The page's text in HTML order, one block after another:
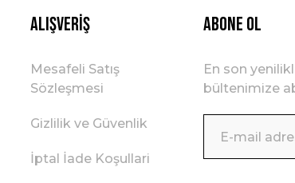
Alışveriş
Mesafeli Satış
Sözleşmesi
Gizlilik ve Güvenlik
İptal İade Koşullari
ABONE OL
En son
bültenimize